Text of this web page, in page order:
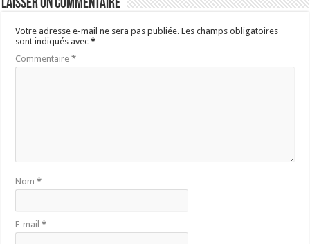
Laisser un commentaire
Votre adresse e-mail ne sera pas publiée. Les champs obligatoires
sont indiqués avec*
Commentaire*
Nom*
E-mail*